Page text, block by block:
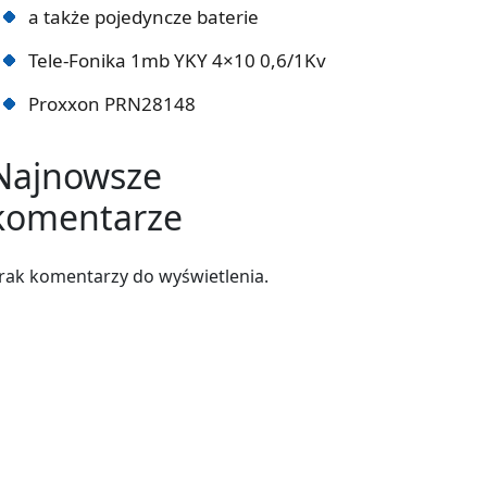
a także pojedyncze baterie
Tele-Fonika 1mb YKY 4×10 0,6/1Kv
Proxxon PRN28148
komentarzy do wyświetlenia.